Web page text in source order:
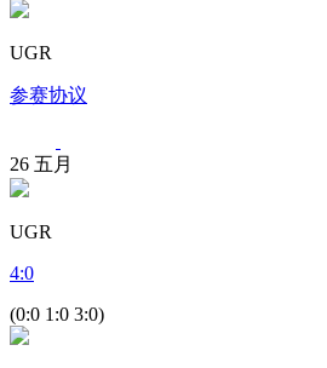
UGR
参赛协议
26 五月
UGR
4:0
(0:0 1:0 3:0)